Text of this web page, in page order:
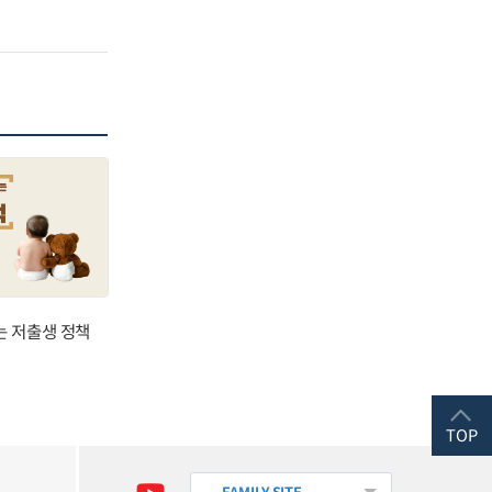
저출생 정책
TOP